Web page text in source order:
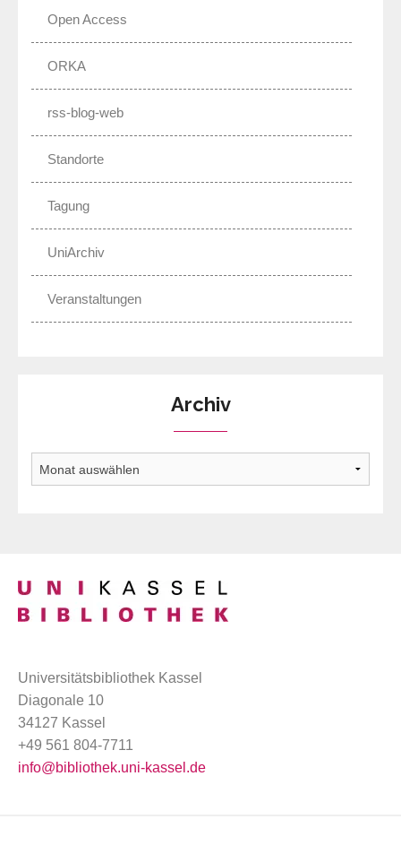
Open Access
ORKA
rss-blog-web
Standorte
Tagung
UniArchiv
Veranstaltungen
Archiv
Universitätsbibliothek Kassel
Diagonale 10
34127 Kassel
+49 561 804-7711
info@bibliothek.uni-kassel.de